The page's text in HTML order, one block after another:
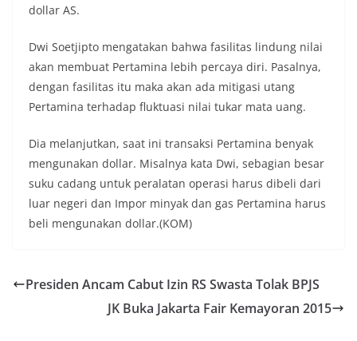
dollar AS.
Dwi Soetjipto mengatakan bahwa fasilitas lindung nilai
akan membuat Pertamina lebih percaya diri. Pasalnya,
dengan fasilitas itu maka akan ada mitigasi utang
Pertamina terhadap fluktuasi nilai tukar mata uang.
Dia melanjutkan, saat ini transaksi Pertamina benyak
mengunakan dollar. Misalnya kata Dwi, sebagian besar
suku cadang untuk peralatan operasi harus dibeli dari
luar negeri dan Impor minyak dan gas Pertamina harus
beli mengunakan dollar.(KOM)
Presiden Ancam Cabut Izin RS Swasta Tolak BPJS
JK Buka Jakarta Fair Kemayoran 2015